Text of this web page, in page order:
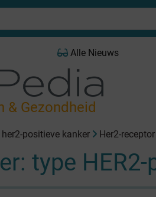
Alle Nieuws
& Gezondheid
positieve kanker Her2-receptor
type